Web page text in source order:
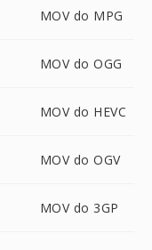
MOV do MPG
MOV do OGG
MOV do HEVC
MOV do OGV
MOV do 3GP